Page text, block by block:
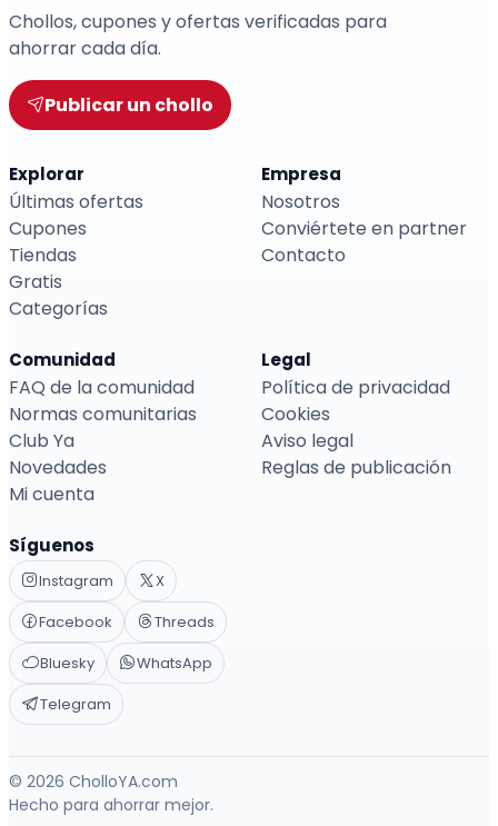
Chollos, cupones y ofertas verificadas para
ahorrar cada día.
Publicar un chollo
Explorar
Últimas ofertas
Cupones
Tiendas
Gratis
Categorías
Empresa
Nosotros
Conviértete en partner
Contacto
Comunidad
FAQ de la comunidad
Normas comunitarias
Club Ya
Novedades
Mi cuenta
Legal
Política de privacidad
Cookies
Aviso legal
Reglas de publicación
Síguenos
Instagram
X
Facebook
Threads
Bluesky
WhatsApp
Telegram
© 2026 CholloYA.com
Hecho para ahorrar mejor.